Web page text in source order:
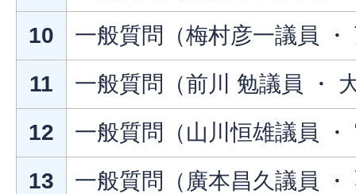
10
一般質問（梅村彦一議員
11
一般質問（前川 勉議員 ・
12
一般質問（山川恒雄議員
13
一般質問（廣本昌久議員